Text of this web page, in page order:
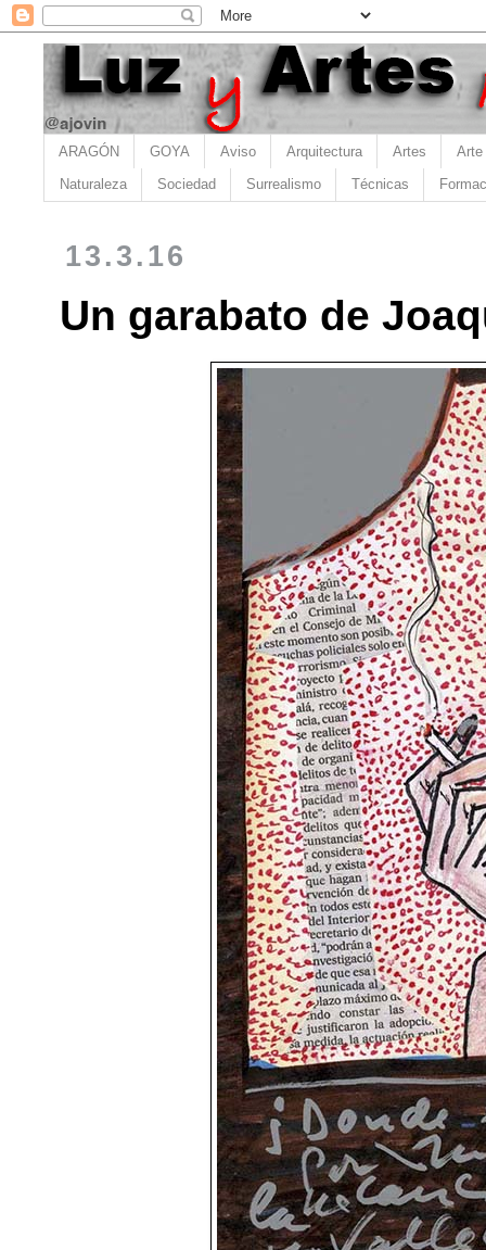
ARAGÓN GOYA Aviso Arquitectura Artes Arte
Naturaleza Sociedad Surrealismo Técnicas
13.3.16
Un garabato de